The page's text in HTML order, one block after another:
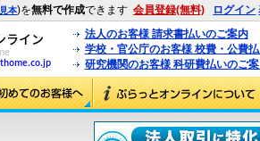
見本)を無料で作成できます 会員登録(無料) ログイン
法人のお客様 請求書払いのご案内
学校・官公庁のお客様 校費・公費
研究機関のお客様 科研費払いのご